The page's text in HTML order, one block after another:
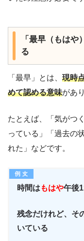
「最早（もは
る
「最早」とは、 現時
めて認める意味があ
たとえば、「気がつ
っている」「過去の
れた」などです。
時間は もはや午後
残念だけれど、そ
いている